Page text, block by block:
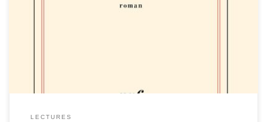
par un roman autour de Brest. Il raconte l’histoire de sa famille et son
LECTURES